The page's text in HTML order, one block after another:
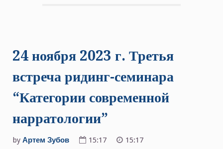
24 ноября 2023 г. Третья
встреча ридинг-семинара
“Категории современной
нарратологии”
by Артем Зубов 15:17
15:17